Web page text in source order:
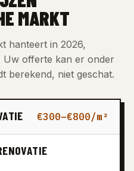
MARKT
hanteert in 2026,
Uw offerte kan er onder
berekend, niet geschat.
€300–€800/m²